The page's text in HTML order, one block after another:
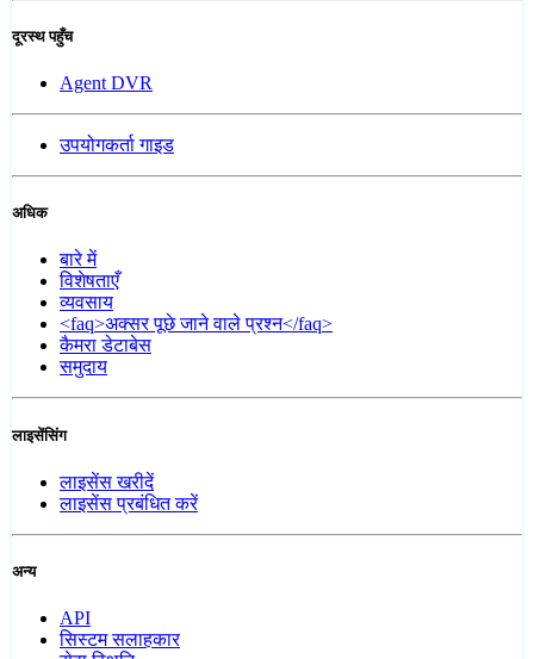
दूरस्थ पहुँच
Agent DVR
उपयोगकर्ता गाइड
अधिक
बारे में
विशेषताएँ
व्यवसाय
<faq>अक्सर पूछे जाने वाले प्रश्न</faq>
कैमरा डेटाबेस
समुदाय
लाइसेंसिंग
लाइसेंस खरीदें
लाइसेंस प्रबंधित करें
अन्य
API
सिस्टम सलाहकार